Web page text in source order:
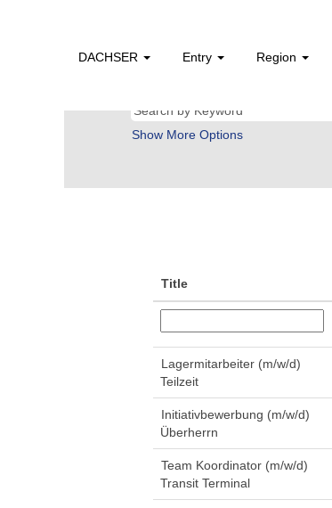
DACHSER Entry Region
Search results for"".
Show More Options
Title
Lagermitarbeiter (m/w/d)
Teilzeit
Initiativbewerbung (m/w/d)
Überherrn
Team Koordinator (m/w/d)
Transit Terminal